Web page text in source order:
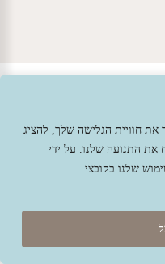
חוויית הגלישה שלך, להציג
את התנועה שלנו. על ידי
שלנו בקובצי
מחשוב ואינטרנט